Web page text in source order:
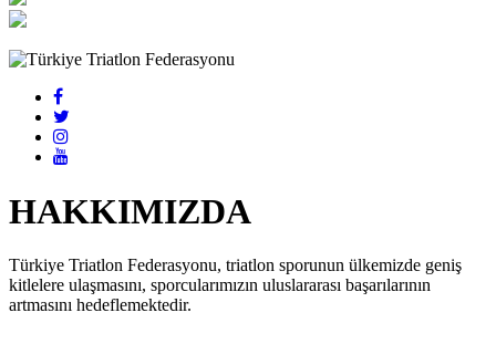
HAKKIMIZDA
Türkiye Triatlon Federasyonu, triatlon sporunun ülkemizde geniş
kitlelere ulaşmasını, sporcularımızın uluslararası başarılarının
artmasını hedeflemektedir.